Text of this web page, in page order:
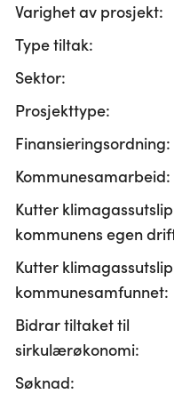
Varighet av prosjekt:
Type tiltak:
Sektor:
Prosjekttype:
Finansieringsordning:
Kommunesamarbeid:
Kutter
kommunens egen
Kutter
kommunesamfunnet:
Bidrar tiltaket til
sirkulærøkonomi:
Søknad: